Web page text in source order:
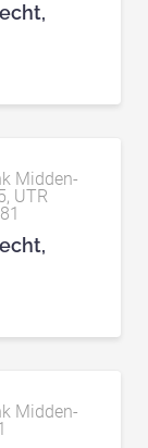
Midden-
UTR
Midden-